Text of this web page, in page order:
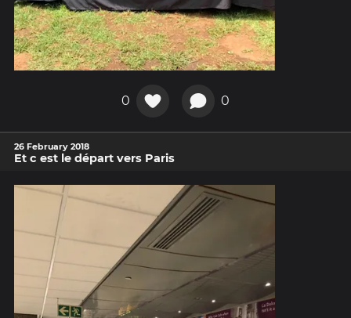
0 0
26 February 2018
Et c est le départ vers Paris